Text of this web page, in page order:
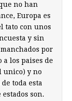
no han
Europa es
tato con unos
y sin
por
los paises de
unico) y no
toda esta
son.